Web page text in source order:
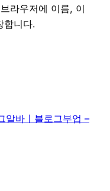
라우저에 이름, 이
합니다.
알바ㅣ블로그부업 –